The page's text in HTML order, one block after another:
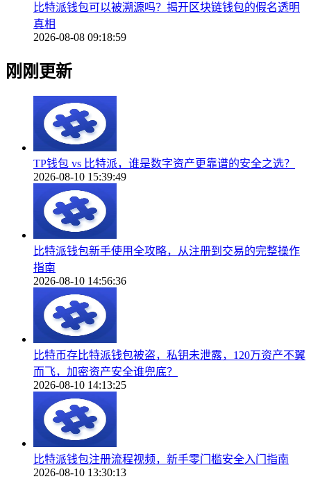
比特派钱包可以被溯源吗？揭开区块链钱包的假名透明
真相
2026-08-08 09:18:59
刚刚更新
TP钱包 vs 比特派，谁是数字资产更靠谱的安全之选？
2026-08-10 15:39:49
比特派钱包新手使用全攻略，从注册到交易的完整操作
指南
2026-08-10 14:56:36
比特币存比特派钱包被盗，私钥未泄露，120万资产不翼
而飞，加密资产安全谁兜底？
2026-08-10 14:13:25
比特派钱包注册流程视频，新手零门槛安全入门指南
2026-08-10 13:30:13